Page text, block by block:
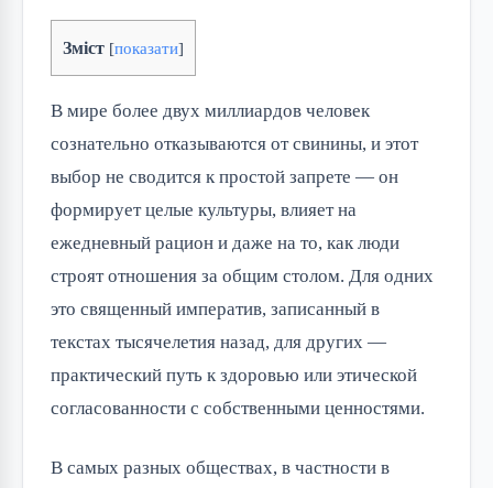
Зміст [показати]
В мире более двух миллиардов человек
сознательно отказываются от свинины, и этот
выбор не сводится к простой запрете — он
формирует целые культуры, влияет на
ежедневный рацион и даже на то, как люди
строят отношения за общим столом. Для одних
это священный императив, записанный в
текстах тысячелетия назад, для других —
практический путь к здоровью или этической
согласованности с собственными ценностями.
В самых разных обществах, в частности в